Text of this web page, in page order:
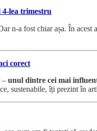
lea trimestru
n-a fost chiar așa. În
corect
– unul dintre cei mai
sustenabile, îți prezint în